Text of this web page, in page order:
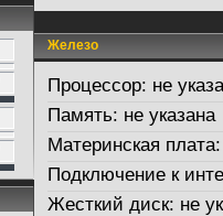
Железо
Процессор: не
Память: не указана
Материнская плата:
Подключение к
Жесткий диск: не